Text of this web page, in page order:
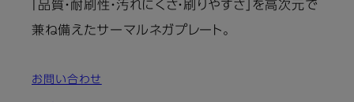
「品質・耐刷性・汚れにくさ・刷りやすさ」を高次元で
兼ね備えたサーマルネガプレート。
お問い合わせ